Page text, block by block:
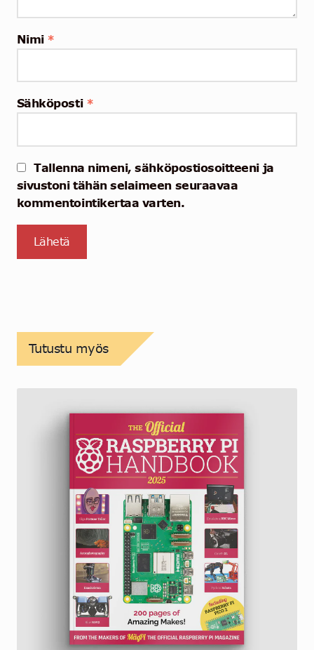
Nimi *
Sähköposti *
Tallenna nimeni, sähköpostiosoitteeni ja
sivustoni tähän selaimeen seuraavaa
kommentointikertaa varten.
Tutustu myös